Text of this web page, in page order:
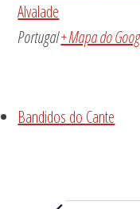
Alvalade
Portugal+ Mapa do
Bandidos do Cante